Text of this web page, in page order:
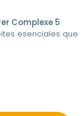
Complexe 5
esenciales que